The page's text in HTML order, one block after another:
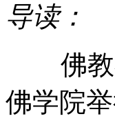
导读：
佛教在
佛学院